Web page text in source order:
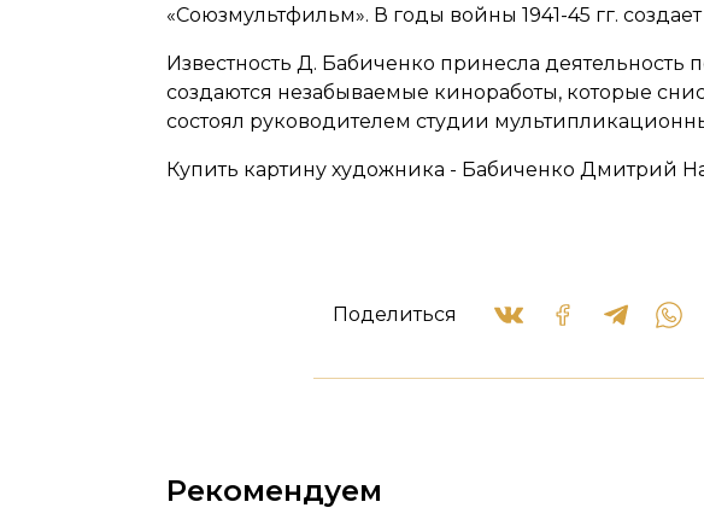
«Союзмультфильм». В годы войны 1941-45 гг.
Известность Д. Бабиченко принесла деятельность
создаются незабываемые киноработы, которые
состоял руководителем студии
Купить картину художника - Бабиченко Дмитрий
Поделиться
Рекомендуем